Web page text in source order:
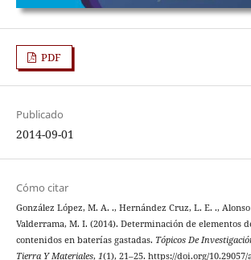
PDF
Publicado
2014-09-01
Cómo citar
González López, M. A. ., Hernández Cruz, L. E. .,
Valderrama, M. I. (2014). Determinación de elementos
contenidos en baterías gastadas. Tópicos De
Tierra Y Materiales, 1(1), 21–25. https://doi.org/10.29057/